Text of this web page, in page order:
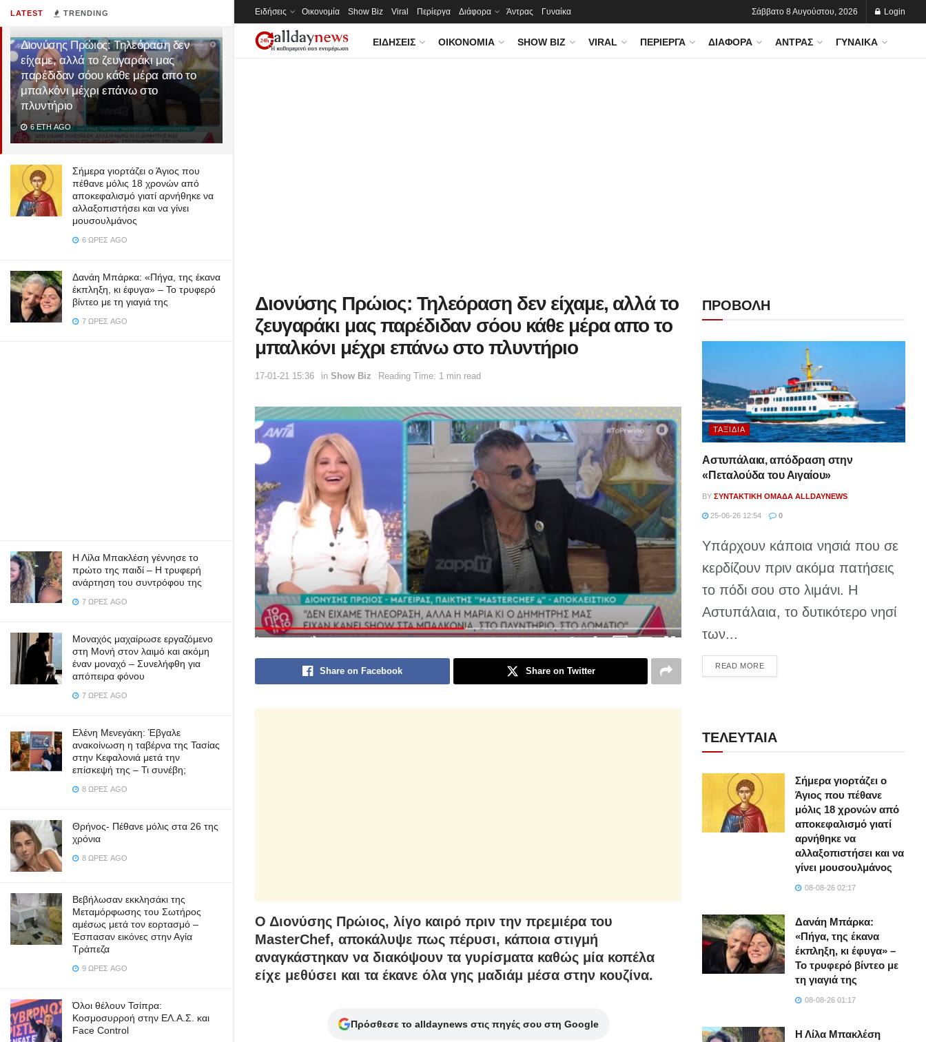
LATEST TRENDING
Διονύσης Πρώιος: Τηλεόραση δεν
είχαμε, αλλά το ζευγαράκι μας
παρέδιδαν σόου κάθε μέρα απο το
μπαλκόνι μέχρι επάνω στο
πλυντήριο
6 ΈΤΗ AGO
Σήμερα γιορτάζει ο Άγιος που
πέθανε μόλις 18 χρονών από
αποκεφαλισμό γιατί αρνήθηκε να
αλλαξοπιστήσει και να γίνει
μουσουλμάνος
6 ΏΡΕΣ AGO
Δανάη Μπάρκα: «Πήγα, της έκανα
έκπληξη, κι έφυγα» – Το τρυφερό
βίντεο με τη γιαγιά της
7 ΏΡΕΣ AGO
Η Λίλα Μπακλέση γέννησε το
πρώτο της παιδί – Η τρυφερή
ανάρτηση του συντρόφου της
7 ΏΡΕΣ AGO
Μοναχός μαχαίρωσε εργαζόμενο
στη Μονή στον λαιμό και ακόμη
έναν μοναχό – Συνελήφθη για
απόπειρα φόνου
7 ΏΡΕΣ AGO
Ελένη Μενεγάκη: Έβγαλε
ανακοίνωση η ταβέρνα της Τασίας
στην Κεφαλονιά μετά την
επίσκεψή της – Τι συνέβη;
8 ΏΡΕΣ AGO
Θρήνος- Πέθανε μόλις στα 26 της
χρόνια
8 ΏΡΕΣ AGO
Βεβήλωσαν εκκλησάκι της
Μεταμόρφωσης του Σωτήρος
αμέσως μετά τον εορτασμό –
Έσπασαν εικόνες στην Αγία
Τράπεζα
9 ΏΡΕΣ AGO
Όλοι θέλουν Τσίπρα:
Κοσμοσυρροή στην ΕΛ.Α.Σ. και
Face Control
Ειδήσεις Οικονομία Show Biz Viral Περίεργα Διάφορα Άντρας Γυναίκα Σάββατο 8 Αυγούστου, 2026 Login
ΕΙΔΉΣΕΙΣ ΟΙΚΟΝΟΜΊΑ SHOW BIZ VIRAL ΠΕΡΊΕΡΓΑ ΔΙΆΦΟΡΑ ΆΝΤΡΑΣ ΓΥΝΑΊΚΑ
Διονύσης Πρώιος: Τηλεόραση δεν είχαμε, αλλά το
ζευγαράκι μας παρέδιδαν σόου κάθε μέρα απο το
μπαλκόνι μέχρι επάνω στο πλυντήριο
17-01-21 15:36 in Show Biz Reading Time: 1 min read
Share on Facebook Share on Twitter
Ο Διονύσης Πρώιος, λίγο καιρό πριν την πρεμιέρα του
MasterChef, αποκάλυψε πως πέρυσι, κάποια στιγμή
αναγκάστηκαν να διακόψουν τα γυρίσματα καθώς μία κοπέλα
είχε μεθύσει και τα έκανε όλα γης μαδιάμ μέσα στην κουζίνα.
Πρόσθεσε το alldaynews στις πηγές σου στη Google
ΠΡΟΒΟΛΗ
ΤΑΞΊΔΙΑ
Αστυπάλαια, απόδραση στην
«Πεταλούδα του Αιγαίου»
BY ΣΥΝΤΑΚΤΙΚΉ ΟΜΆΔΑ ALLDAYNEWS
25-06-26 12:54 0
Υπάρχουν κάποια νησιά που σε
κερδίζουν πριν ακόμα πατήσεις
το πόδι σου στο λιμάνι. Η
Αστυπάλαια, το δυτικότερο νησί
των...
READ MOREDETAILS
ΤΕΛΕΥΤΑΙΑ
Σήμερα γιορτάζει ο
Άγιος που πέθανε
μόλις 18 χρονών από
αποκεφαλισμό γιατί
αρνήθηκε να
αλλαξοπιστήσει και να
γίνει μουσουλμάνος
08-08-26 02:17
Δανάη Μπάρκα:
«Πήγα, της έκανα
έκπληξη, κι έφυγα» –
Το τρυφερό βίντεο με
τη γιαγιά της
08-08-26 01:17
Η Λίλα Μπακλέση